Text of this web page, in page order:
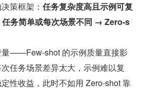
策框架： 任务复杂度高且示例可复
务简单或每次场景不同 → Zero-s
量——Few-shot 的示例质量直接影
任务场景差异太大，示例难以复
性收益，此时不如用 Zero-shot 靠